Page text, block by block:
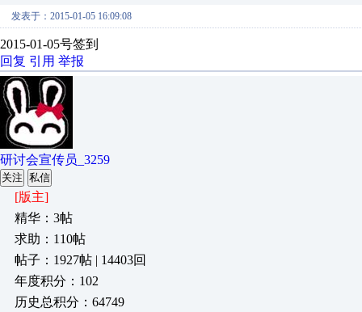
发表于：2015-01-05 16:09:08
2015-01-05号签到
回复 引用 举报
研讨会宣传员_3259
关注 私信
[版主]
精华：3帖
求助：110帖
帖子：1927帖 | 14403回
年度积分：102
历史总积分：64749